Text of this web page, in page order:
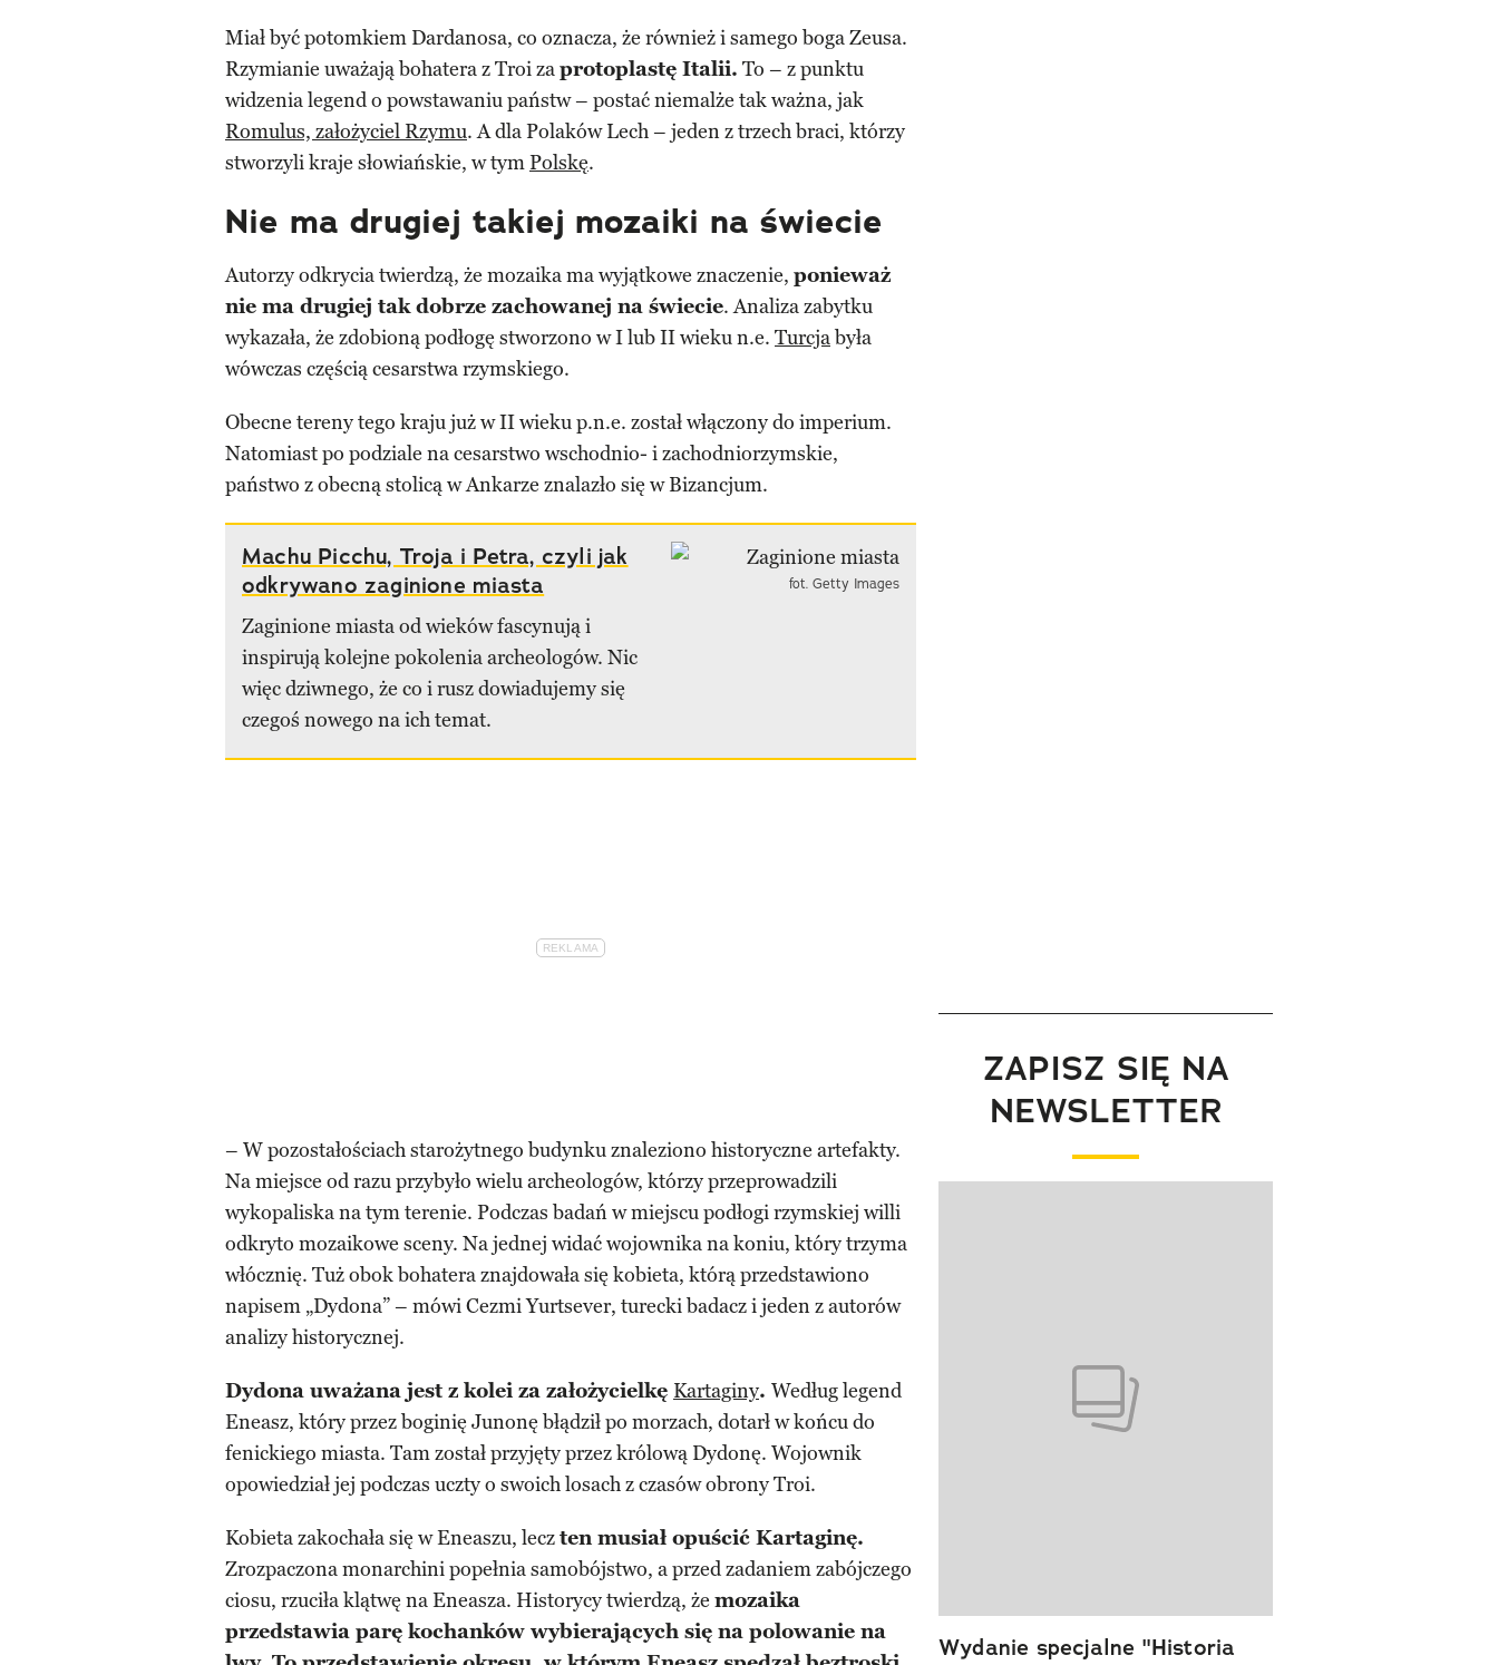
Miał być potomkiem Dardanosa, co oznacza, że również i samego boga Zeusa.
Rzymianie uważają bohatera z Troi zaprotoplastę Italii. To – z punktu
widzenia legend o powstawaniu państw – postać niemalże tak ważna, jak
Romulus, założyciel Rzymu. A dla Polaków Lech – jeden z trzech braci, którzy
stworzyli kraje słowiańskie, w tymPolskę.
Nie ma drugiej takiej mozaiki na świecie
Autorzy odkrycia twierdzą, że mozaika ma wyjątkowe znaczenie, ponieważ
nie ma drugiej tak dobrze zachowanej na świecie. Analiza zabytku
wykazała, że zdobioną podłogę stworzono w I lub II wieku n.e. Turcjabyła
wówczas częścią cesarstwa rzymskiego.
Obecne tereny tego kraju już w II wieku p.n.e. został włączony do imperium.
Natomiast po podziale na cesarstwo wschodnio- i zachodniorzymskie,
państwo z obecną stolicą w Ankarze znalazło się w Bizancjum.
Machu Picchu, Troja i Petra, czyli jak
odkrywano zaginione miasta
Zaginione miasta od wieków fascynują i
inspirują kolejne pokolenia archeologów. Nic
więc dziwnego, że co i rusz dowiadujemy się
czegoś nowego na ich temat.
fot. Getty Images
– W pozostałościach starożytnego budynku znaleziono historyczne artefakty.
Na miejsce od razu przybyło wielu archeologów, którzy przeprowadzili
wykopaliska na tym terenie. Podczas badań w miejscu podłogi rzymskiej willi
odkryto mozaikowe sceny. Na jednej widać wojownika na koniu, który trzyma
włócznię. Tuż obok bohatera znajdowała się kobieta, którą przedstawiono
napisem „Dydona” – mówi Cezmi Yurtsever, turecki badacz i jeden z autorów
analizy historycznej.
Dydona uważana jest z kolei za założycielkę Kartaginy. Według legend
Eneasz, który przez boginię Junonę błądził po morzach, dotarł w końcu do
fenickiego miasta. Tam został przyjęty przez królową Dydonę. Wojownik
opowiedział jej podczas uczty o swoich losach z czasów obrony Troi.
Kobieta zakochała się w Eneaszu, leczten musiał opuścić Kartaginę.
Zrozpaczona monarchini popełnia samobójstwo, a przed zadaniem zabójczego
ciosu, rzuciła klątwę na Eneasza. Historycy twierdzą, że mozaika
przedstawia parę kochanków wybierających się na polowanie na
ZAPISZ SIĘ NA
NEWSLETTER
Wydanie specjalne "Historia